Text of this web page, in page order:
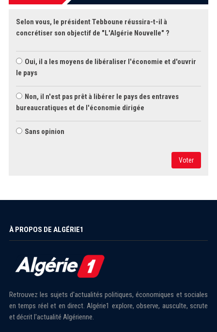
Selon vous, le président Tebboune réussira-t-il à
concrétiser son objectif de "L'Algérie Nouvelle" ?
Oui, il a les moyens de libéraliser l'économie et d'ouvrir
le pays
Non, il n'est pas prêt à libérer le pays des entraves
bureaucratiques et de l'économie dirigée
Sans opinion
Voter
À PROPOS DE ALGÉRIE1
Retrouvez les sujets d'actualités politiques, économiques et sociales
en temps réel et en direct. Algérie1 explore, observe, ausculte, scrute
et décrit l'actualité Algérienne.